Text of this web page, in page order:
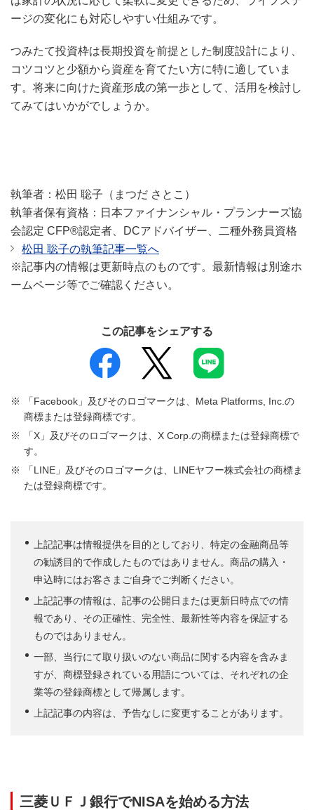
ージの変化にも対応しやすい仕組みです。
つみたて投資枠は長期投資を前提とした制度設計により、
コツコツと少額から資産を育てたい方に特に適していま
す。将来に向けた資産形成の第一歩として、活用を検討し
てみてはいかがでしょうか。
執筆者：松田 聡子（まつだ さとこ）
執筆者保有資格：日本ファイナンシャル・プランナーズ協
会認定 CFP®認定者、DCアドバイザー、二種外務員資格
松田 聡子の執筆記事一覧へ
※記事内の情報は更新時点のものです。最新情報は別途ホ
ームページ等でご確認ください。
この記事をシェアする
「Facebook」及びそのロゴマークは、Meta Platforms, Inc.の
商標または登録商標です。
「X」及びそのロゴマークは、X Corp.の商標または登録商標で
す。
「LINE」及びそのロゴマークは、LINEヤフー株式会社の商標ま
たは登録商標です。
上記記事は情報提供を目的としており、特定の金融商品等
の勧誘目的で作成したものではありません。商品の購入・
申込時にはお客さまご自身でご判断ください。
上記記事の情報は、記事の公開日または更新日時点での情
報であり、その正確性、完全性、最新性等内容を保証する
ものではありません。
一部、当行にて取り扱いのない商品に関する内容を含みま
すが、商標登録されている用語については、それぞれの企
業等の登録商標として帰属します。
上記記事の内容は、予告なしに変更することがあります。
三菱ＵＦＪ銀行でNISAを始める方法